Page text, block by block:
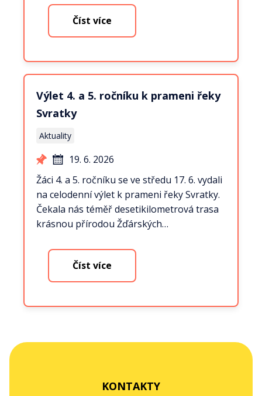
Číst více
Výlet 4. a 5. ročníku k prameni řeky
Svratky
Aktuality
19. 6. 2026
Žáci 4. a 5. ročníku se ve středu 17. 6. vydali
na celodenní výlet k prameni řeky Svratky.
Čekala nás téměř desetikilometrová trasa
krásnou přírodou Žďárských…
Číst více
KONTAKTY